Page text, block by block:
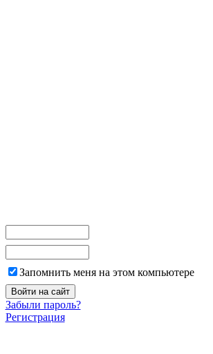
Запомнить меня на этом компьютере
Забыли пароль?
Регистрация